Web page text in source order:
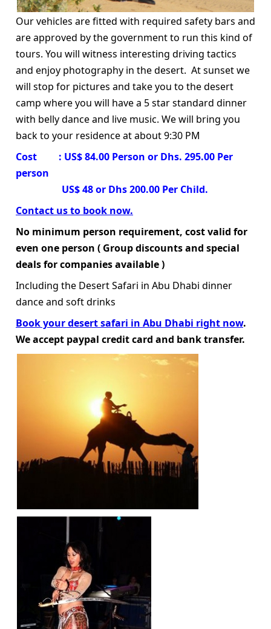
Our vehicles are fitted with required safety bars and
are approved by the government to run this kind of
tours. You will witness interesting driving tactics
and enjoy photography in the desert. At sunset we
will stop for pictures and take you to the desert
camp where you will have a 5 star standard dinner
with belly dance and live music. We will bring you
back to your residence at about 9:30 PM
Cost : US$ 84.00 Person or Dhs. 295.00 Per
person
US$ 48 or Dhs 200.00 Per Child.
Contact us to book now.
No minimum person requirement, cost valid for
even one person ( Group discounts and special
deals for companies available )
Including the Desert Safari in Abu Dhabi dinner
dance and soft drinks
Book your desert safari in Abu Dhabi right now.
We accept paypal credit card and bank transfer.